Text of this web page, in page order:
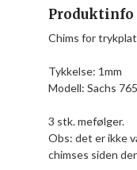
Produktinfo
Chims for
Tykkelse: 1mm
Modell: Sachs
3 stk. mefølger.
Obs: det er ikke
chimses siden